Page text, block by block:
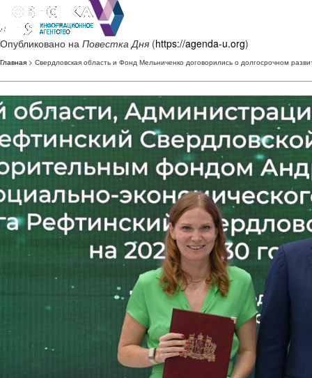
Опубликовано на Повестка Дня (https://agenda-u.org)
Главная > Свердловская область и Фонд Мельниченко договорились о долгосрочном